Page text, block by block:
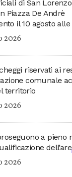
di San
Piazza De Andrè
il 10 agosto alle
2026
riservati ai
comunale
territorio
2026
a pieno
2026